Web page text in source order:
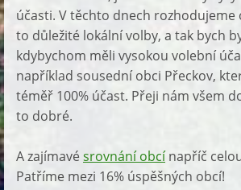
účasti. V těchto dnech rozhodujeme
to důležité lokální volby, a tak bych
kdybychom měli vysokou volební
například sousední obci Přeckov,
téměř 100% účast. Přeji nám všem
to dobré.
A zajímavé srovnání obcínapříč
Patříme mezi 16% úspěšných obcí!